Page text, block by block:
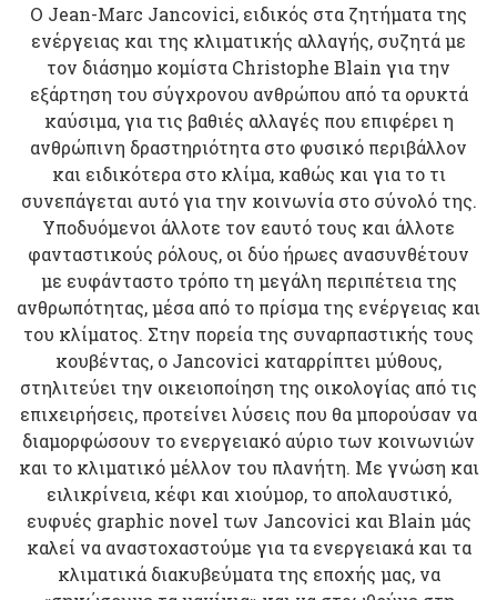
O Jean-Marc Jancovici, ειδικός στα ζητήματα της
ενέργειας και της κλιματικής αλλαγής, συζητά με
τον διάσημο κομίστα Christophe Blain για την
εξάρτηση του σύγχρονου ανθρώπου από τα ορυκτά
καύσιμα, για τις βαθιές αλλαγές που επιφέρει η
ανθρώπινη δραστηριότητα στο φυσικό περιβάλλον
και ειδικότερα στο κλίμα, καθώς και για το τι
συνεπάγεται αυτό για την κοινωνία στο σύνολό της.
Υποδυόμενοι άλλοτε τον εαυτό τους και άλλοτε
φανταστικούς ρόλους, οι δύο ήρωες ανασυνθέτουν
με ευφάνταστο τρόπο τη μεγάλη περιπέτεια της
ανθρωπότητας, μέσα από το πρίσμα της ενέργειας και
του κλίματος. Στην πορεία της συναρπαστικής τους
κουβέντας, ο Jancovici καταρρίπτει μύθους,
στηλιτεύει την οικειοποίηση της οικολογίας από τις
επιχειρήσεις, προτείνει λύσεις που θα μπορούσαν να
διαμορφώσουν το ενεργειακό αύριο των κοινωνιών
και το κλιματικό μέλλον του πλανήτη. Με γνώση και
ειλικρίνεια, κέφι και χιούμορ, το απολαυστικό,
ευφυές graphic novel των Jancovici και Blain μάς
καλεί να αναστοχαστούμε για τα ενεργειακά και τα
κλιματικά διακυβεύματα της εποχής μας, να